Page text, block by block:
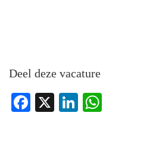
Deel deze vacature
Facebook
X LinkedIn